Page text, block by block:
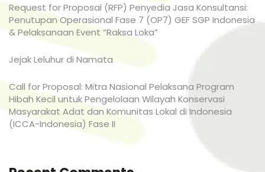
Request for Proposal (RFP) Penyedia Jasa Konsultansi:
Penutupan Operasional Fase 7 (OP7) GEF SGP Indonesia
& Pelaksanaan Event “Raksa Loka”
Jejak Leluhur di Namata
Call for Proposal: Mitra Nasional Pelaksana Program
Hibah Kecil untuk Pengelolaan Wilayah Konservasi
Masyarakat Adat dan Komunitas Lokal di Indonesia
(ICCA-Indonesia) Fase II